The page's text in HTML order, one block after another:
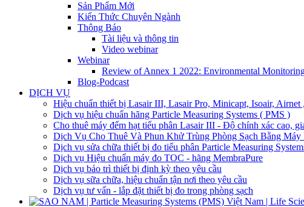
Sản Phẩm Mới
Kiến Thức Chuyên Ngành
Thông Báo
Tài liệu và thông tin
Video webinar
Webinar
Review of Annex 1 2022: Environmental
Blog-Podcast
DỊCH VỤ
Hiệu chuẩn thiết bị Lasair III, Lasair Pro, Minicapt, Isoair,
Dịch vụ hiệu chuẩn hãng Particle Measuring Systems ( PMS )
Cho thuê máy đếm hạt tiểu phân Lasair III - Độ chính xác cao,
Dịch Vụ Cho Thuê Và Phun Khử Trùng Phòng Sạch Bằng Máy
Dịch vụ sửa chữa thiết bị đo tiểu phân Particle Measuring
Dịch vụ Hiệu chuẩn máy đo TOC - hãng MembraPure
Dịch vụ bảo trì thiết bị định kỳ theo yêu cầu
Dịch vụ sữa chữa, hiệu chuẩn tận nơi theo yêu cầu
Dịch vụ tư vấn - lắp đặt thiết bị đo trong phòng sạch